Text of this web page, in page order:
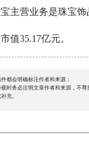
主营业务是珠宝
值35.17亿元。
都会明确标注作者和来源；
时务必注明文章作者和来源，不尊
充。